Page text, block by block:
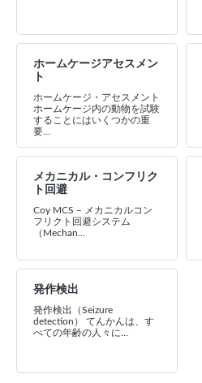
ホームケージアセスメン
ト
ホームケージ・アセスメント
ホームケージ内の動物を試験
することにはいくつかの重
要...
メカニカル・コンフリク
ト回避
Coy MCS – メカニカルコン
フリクト回避システム
（Mechan...
発作検出
発作検出（Seizure
detection） てんかんは、す
べての年齢の人々に...